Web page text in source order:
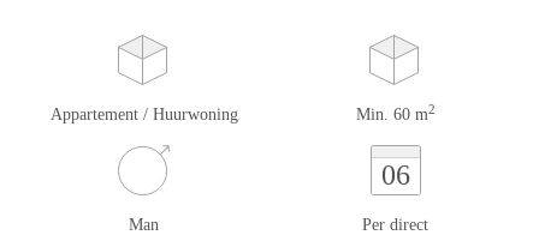
Appartement / Huurwoning Min. 60 m2
Man
06
Per direct